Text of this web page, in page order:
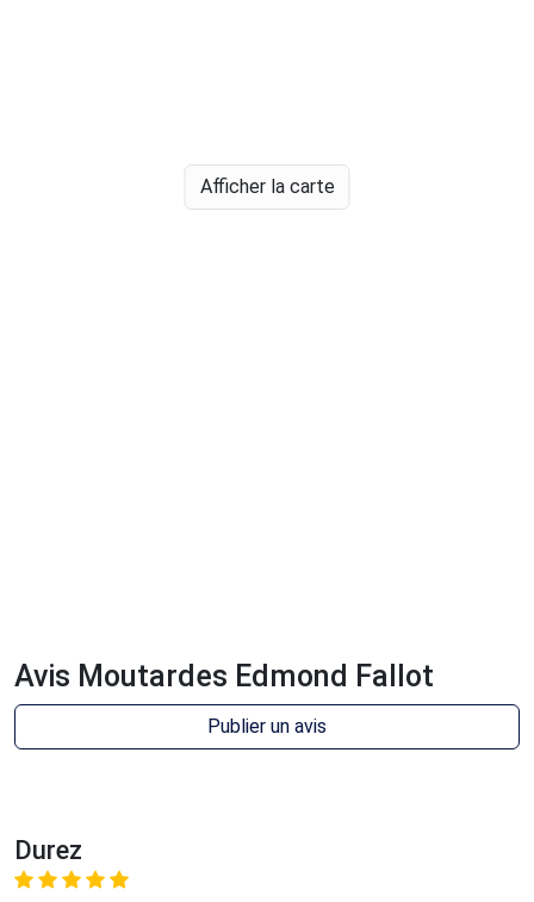
Afficher la carte
Avis Moutardes Edmond Fallot
Publier un avis
Durez